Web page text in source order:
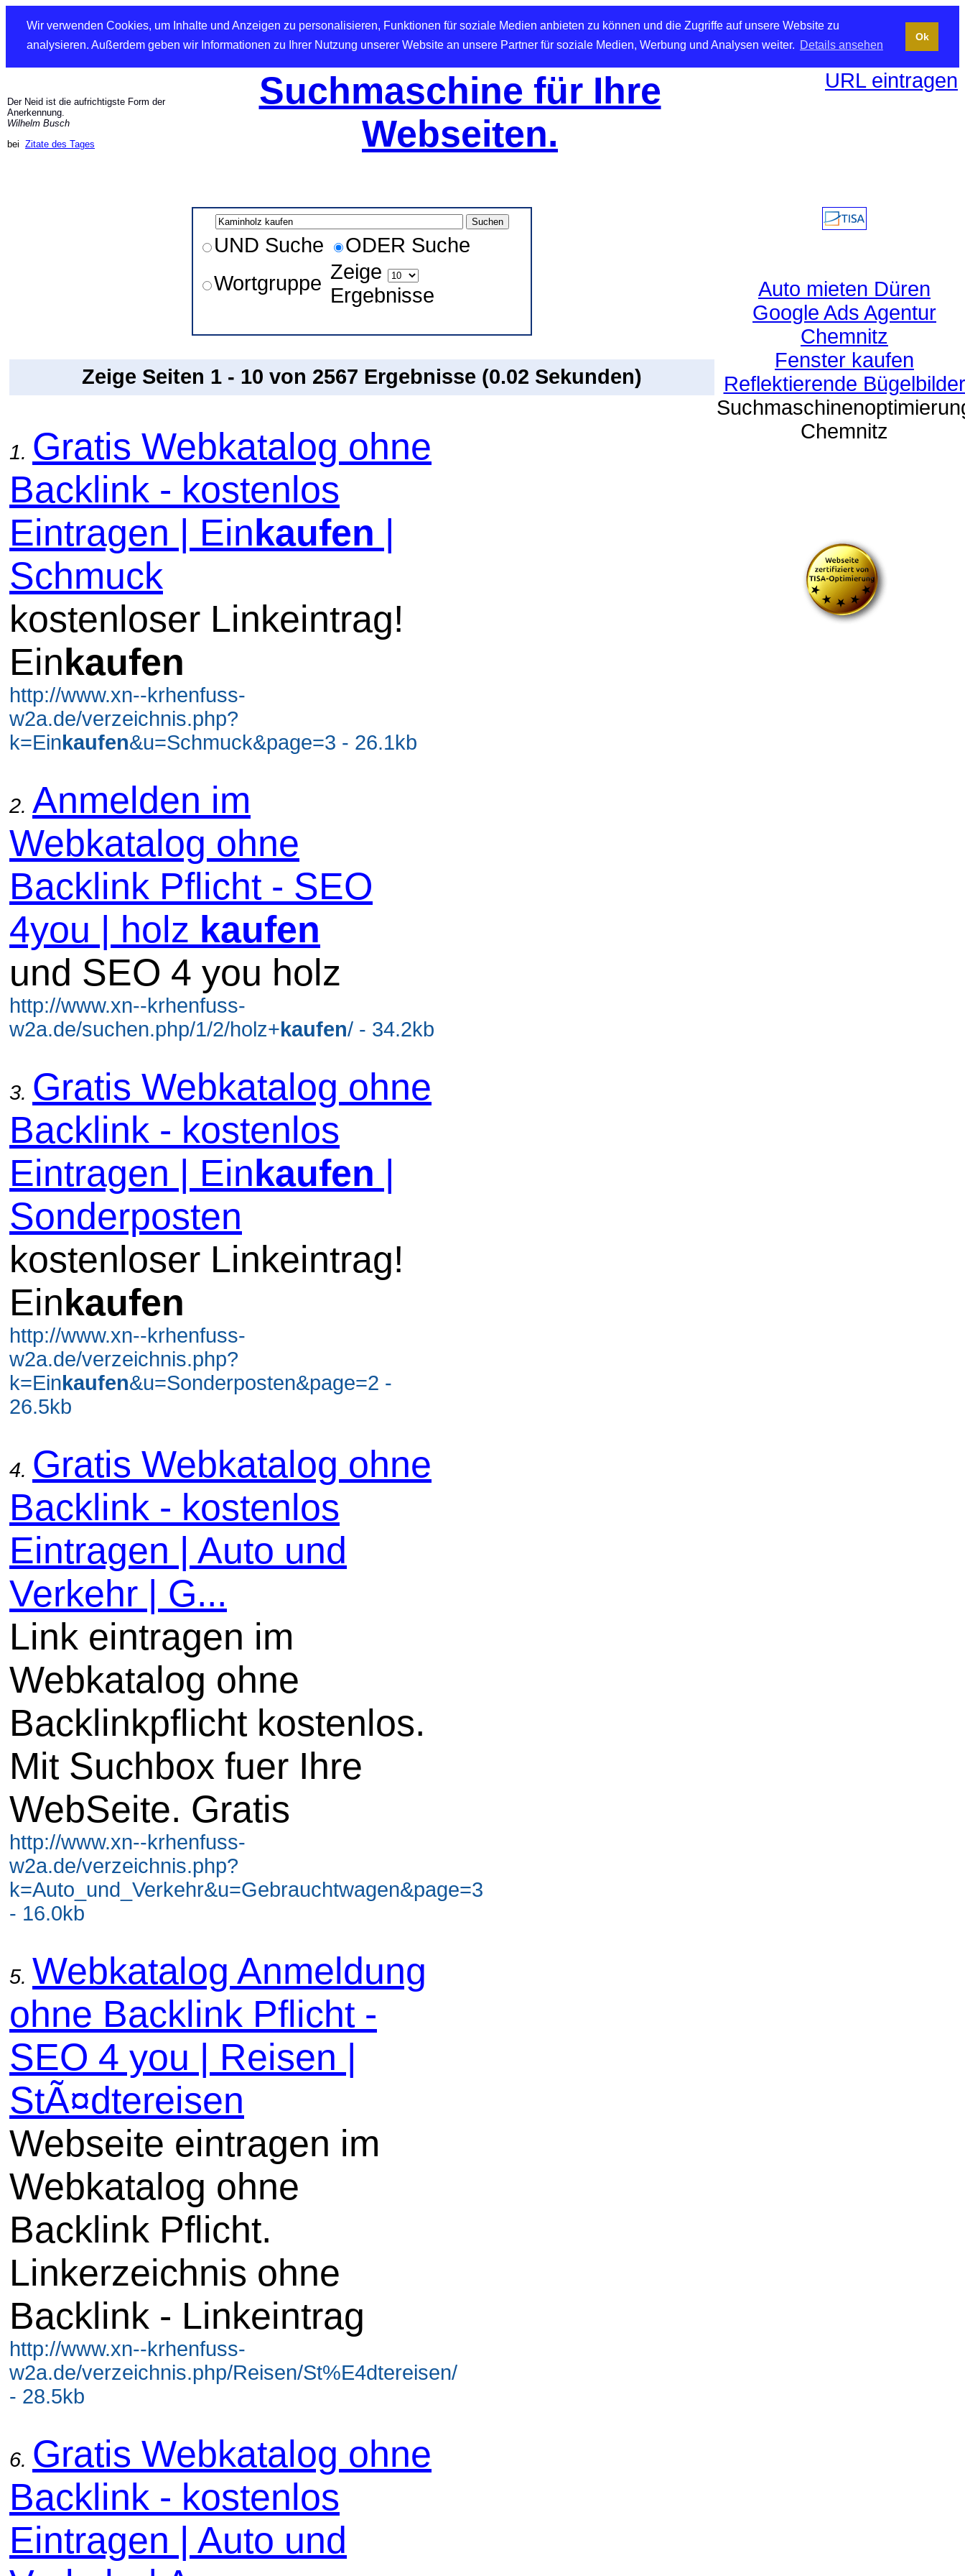
Wir verwenden Cookies, um Inhalte und Anzeigen zu personalisieren, Funktionen für soziale Medien anbieten zu können und die Zugriffe auf unsere Website zu
analysieren. Außerdem geben wir Informationen zu Ihrer Nutzung unserer Website an unsere Partner für soziale Medien, Werbung und Analysen weiter. Details ansehen
Ok
Der Neid ist die aufrichtigste Form der
Anerkennung.
Wilhelm Busch
bei Zitate des Tages
Suchmaschine für Ihre
Webseiten.
URL eintragen
UND Suche
ODER Suche
Wortgruppe Zeige
Ergebnisse
Zeige Seiten 1 - 10 von 2567 Ergebnisse (0.02 Sekunden)
1. Gratis Webkatalog ohne
Backlink - kostenlos
Eintragen | Einkaufen |
Schmuck
kostenloser Linkeintrag!
Einkaufen
http://www.xn--krhenfuss-
w2a.de/verzeichnis.php?
k=Einkaufen&u=Schmuck&page=3 - 26.1kb
2. Anmelden im
Webkatalog ohne
Backlink Pflicht - SEO
4you | holz kaufen
und SEO 4 you holz
http://www.xn--krhenfuss-
w2a.de/suchen.php/1/2/holz+kaufen/ - 34.2kb
3. Gratis Webkatalog ohne
Backlink - kostenlos
Eintragen | Einkaufen |
Sonderposten
kostenloser Linkeintrag!
Einkaufen
http://www.xn--krhenfuss-
w2a.de/verzeichnis.php?
k=Einkaufen&u=Sonderposten&page=2 -
26.5kb
4. Gratis Webkatalog ohne
Backlink - kostenlos
Eintragen | Auto und
Verkehr | G...
Link eintragen im
Webkatalog ohne
Backlinkpflicht kostenlos.
Mit Suchbox fuer Ihre
WebSeite. Gratis
http://www.xn--krhenfuss-
w2a.de/verzeichnis.php?
k=Auto_und_Verkehr&u=Gebrauchtwagen&page=3
- 16.0kb
5. Webkatalog Anmeldung
ohne Backlink Pflicht -
SEO 4 you | Reisen |
StÃ¤dtereisen
Webseite eintragen im
Webkatalog ohne
Backlink Pflicht.
Linkerzeichnis ohne
Backlink - Linkeintrag
http://www.xn--krhenfuss-
w2a.de/verzeichnis.php/Reisen/St%E4dtereisen/
- 28.5kb
6. Gratis Webkatalog ohne
Backlink - kostenlos
Eintragen | Auto und
Auto mieten Düren
Google Ads Agentur
Chemnitz
Fenster kaufen
Reflektierende Bügelbilder
Chemnitz